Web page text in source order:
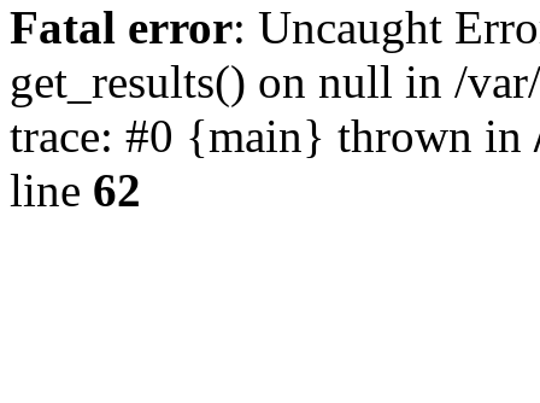
Fatal error: Uncaught
get_results() on null in /
trace: #0 {main} thrown in
line 62